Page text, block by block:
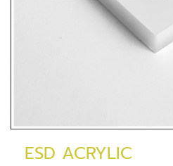
Nylon (PA6)